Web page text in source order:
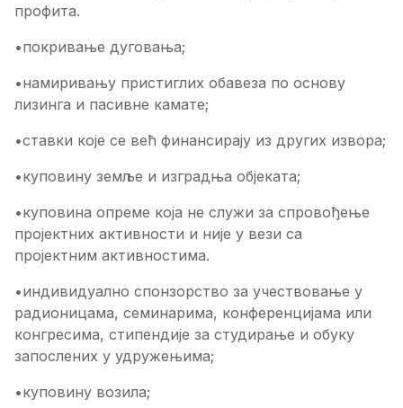
профита.
•покривање дуговања;
•намиривању пристиглих обавеза по основу
лизинга и пасивне камате;
•ставки које се већ финансирају из других извора;
•куповину земље и изградња објеката;
•куповина опреме која не служи за спровођење
пројектних активности и није у вези са
пројектним активностима.
•индивидуално спонзорство за учествовање у
радионицама, семинарима, конференцијама или
конгресима, стипендије за студирање и обуку
запослених у удружењима;
•куповину возила;